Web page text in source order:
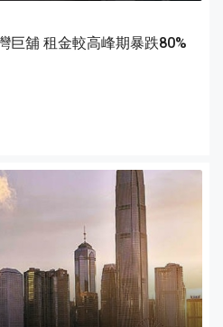
巨舖 租金較高峰期暴跌80%